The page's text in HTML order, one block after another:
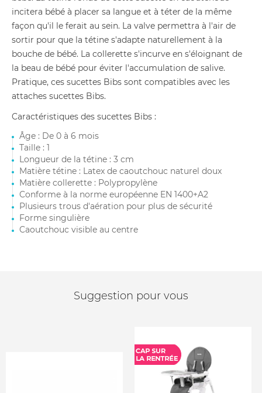
incitera bébé à placer sa langue et à téter de la même
façon qu'il le ferait au sein. La valve permettra à l'air de
sortir pour que la tétine s'adapte naturellement à la
bouche de bébé. La collerette s'incurve en s'éloignant de
la beau de bébé pour éviter l'accumulation de salive.
Pratique, ces sucettes Bibs sont compatibles avec les
attaches sucettes Bibs.
Caractéristiques des sucettes Bibs :
Âge : De 0 à 6 mois
Taille : 1
Longueur de la tétine : 3 cm
Matière tétine : Latex de caoutchouc naturel doux
Matière collerette : Polypropylène
Conforme à la norme européenne EN 1400+A2
Plusieurs trous d'aération pour plus de sécurité
Forme singulière
Caoutchouc visible au centre
Suggestion pour vous